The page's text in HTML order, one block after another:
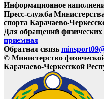
Информационное
Пресс-служба
спорта Карачаево-
Для обращений
приемная
Обратная связь
© Министерство
Карачаево-Черкесской